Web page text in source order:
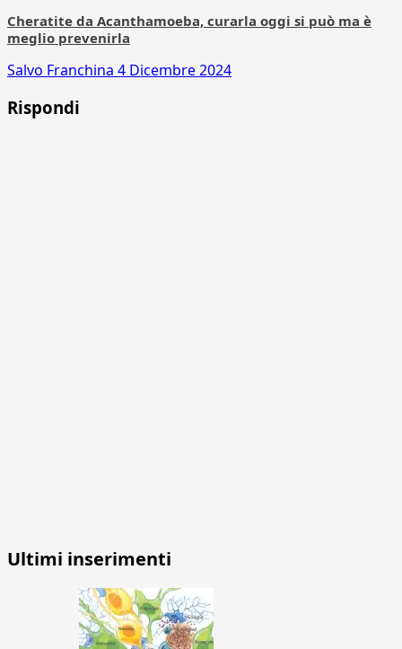
Cheratite da Acanthamoeba, curarla oggi si può ma è
meglio prevenirla
Salvo Franchina 4 Dicembre 2024
Rispondi
Ultimi inserimenti